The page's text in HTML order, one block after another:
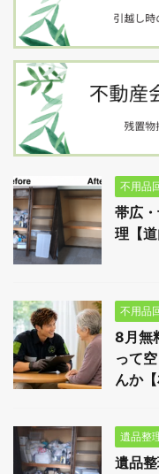
不用品
帯広
理【道
不用品
8月無
って
んか【
遺品整
遺品